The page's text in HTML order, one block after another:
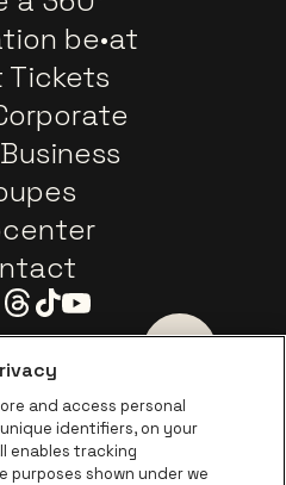
be•at
Tickets
Threads
TiktokYoutube
Visitez le site de Province
Visitez le
de Europcar
Visitez le site
and access personal
identifiers, on your
enables tracking
shown under we